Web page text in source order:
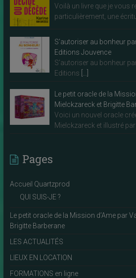
Voilà un livre que je vous
particulièrement, une
S’autoriser au bonheur
Editions Jouvence
S’autoriser au bonheur
Editions
Le petit oracle de la
Mielckzareck et Brigitte
Voici un nouvel oracle
Mielckzareck et illustré par
Pages
Accueil Quartzprod
QUI SUIS-JE ?
Le petit oracle de la Mission d’Ame par
Brigitte Barberane
LES ACTUALITÉS
LIEUX EN LOCATION
FORMATIONS en ligne